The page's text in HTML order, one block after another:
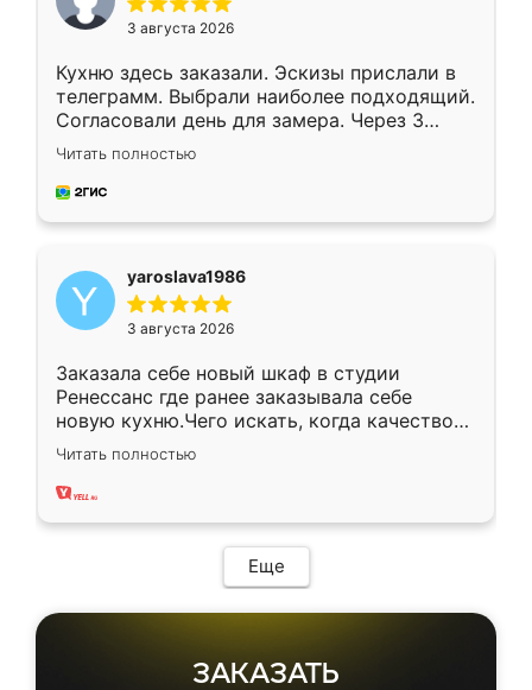
3 августа 2026
Кухню здесь заказали. Эскизы прислали в
телеграмм. Выбрали наиболее подходящий.
Согласовали день для замера. Через 3
недели кухня была уже готова. Остались
довольны работой. Спасибо Ренессанс
мебель за качественную работу!
Читать полностью
yaroslava1986
3 августа 2026
Заказала себе новый шкаф в студии
Ренессанс где ранее заказывала себе
новую кухню.Чего искать, когда качеством
вполне довольна. Служит кухня уже почти
два года, нареканий нет.
Читать полностью
Еще
ЗАКАЗАТЬ